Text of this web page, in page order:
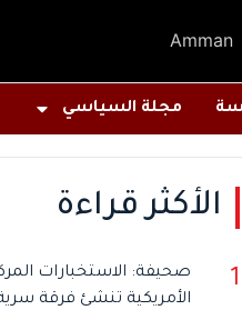
Amman
مجلة السياسي
الأكثر قراءة
1
صحيفة: الاستخبارات
الأمريكية تنشئ فرقة سرية